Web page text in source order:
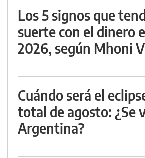
Los 5 signos que
suerte con el dinero
2026, según Mhoni
Cuándo será el
total de agosto: ¿Se
Argentina?